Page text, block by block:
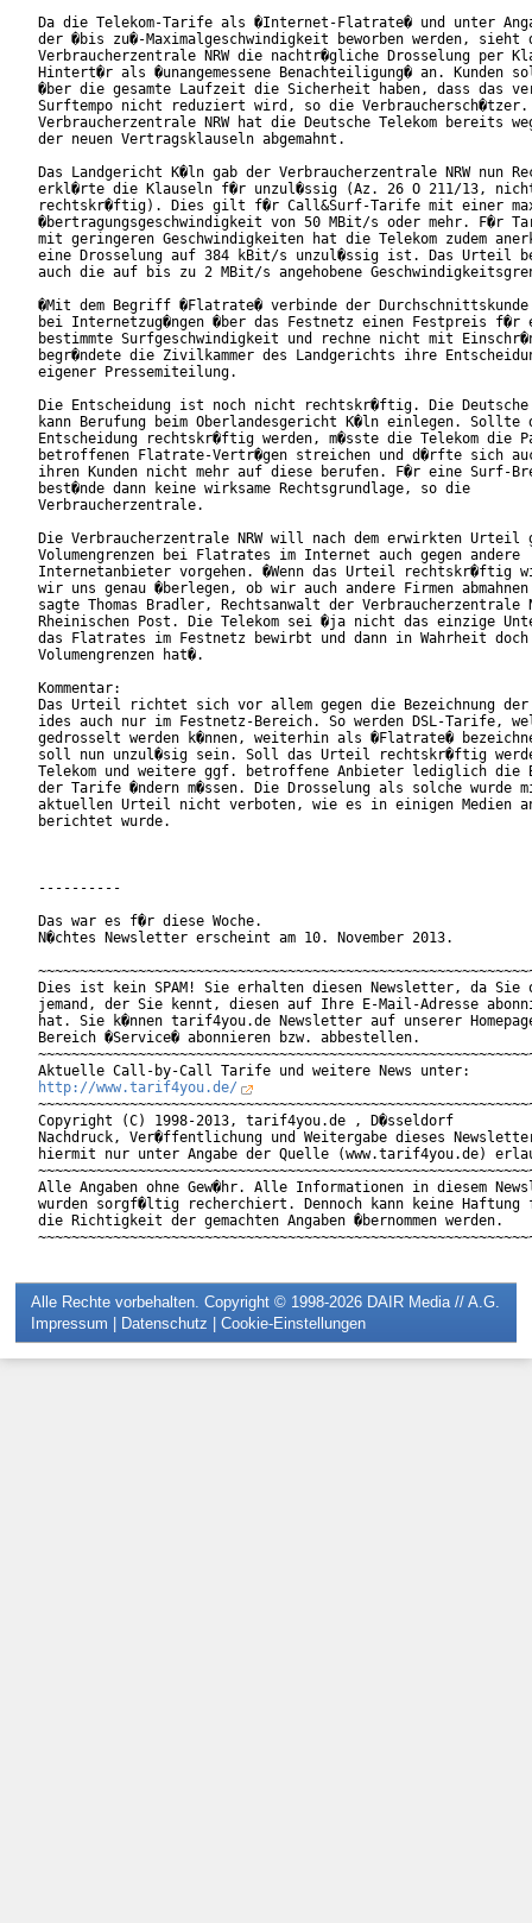
Da die Telekom-Tarife als �Internet-Flatrate� und unter
der �bis zu�-Maximalgeschwindigkeit beworben werden, sieht
Verbraucherzentrale NRW die nachtr�gliche Drosselung per
Hintert�r als �unangemessene Benachteiligung� an. Kunden
�ber die gesamte Laufzeit die Sicherheit haben, dass das
Surftempo nicht reduziert wird, so die
Verbraucherzentrale NRW hat die Deutsche Telekom bereits
der neuen Vertragsklauseln abgemahnt.
Das Landgericht K�ln gab der Verbraucherzentrale NRW nun
erkl�rte die Klauseln f�r unzul�ssig (Az. 26 O 211/13,
rechtskr�ftig). Dies gilt f�r Call&Surf-Tarife mit einer
�bertragungsgeschwindigkeit von 50 MBit/s oder mehr. F�r
mit geringeren Geschwindigkeiten hat die Telekom zudem
eine Drosselung auf 384 kBit/s unzul�ssig ist. Das Urteil
auch die auf bis zu 2 MBit/s angehobene
�Mit dem Begriff �Flatrate� verbinde der
bei Internetzug�ngen �ber das Festnetz einen Festpreis f�r
bestimmte Surfgeschwindigkeit und rechne nicht mit
begr�ndete die Zivilkammer des Landgerichts ihre
eigener Pressemiteilung.
Die Entscheidung ist noch nicht rechtskr�ftig. Die Deutsche
kann Berufung beim Oberlandesgericht K�ln einlegen. Sollte
Entscheidung rechtskr�ftig werden, m�sste die Telekom die
betroffenen Flatrate-Vertr�gen streichen und d�rfte sich
ihren Kunden nicht mehr auf diese berufen. F�r eine Surf-
best�nde dann keine wirksame Rechtsgrundlage, so die
Verbraucherzentrale.
Die Verbraucherzentrale NRW will nach dem erwirkten Urteil
Volumengrenzen bei Flatrates im Internet auch gegen andere
Internetanbieter vorgehen. �Wenn das Urteil rechtskr�ftig
wir uns genau �berlegen, ob wir auch andere Firmen abmahnen
sagte Thomas Bradler, Rechtsanwalt der Verbraucherzentrale
Rheinischen Post. Die Telekom sei �ja nicht das einzige
das Flatrates im Festnetz bewirbt und dann in Wahrheit doch
Volumengrenzen hat�.
Kommentar:
Das Urteil richtet sich vor allem gegen die Bezeichnung
ides auch nur im Festnetz-Bereich. So werden DSL-Tarife,
gedrosselt werden k�nnen, weiterhin als �Flatrate�
soll nun unzul�sig sein. Soll das Urteil rechtskr�ftig
Telekom und weitere ggf. betroffene Anbieter lediglich die
der Tarife �ndern m�ssen. Die Drosselung als solche wurde
aktuellen Urteil nicht verboten, wie es in einigen Medien
berichtet wurde.
----------
Das war es f�r diese Woche.
N�chtes Newsletter erscheint am 10. November 2013.
Dies ist kein SPAM! Sie erhalten diesen Newsletter, da Sie
jemand, der Sie kennt, diesen auf Ihre E-Mail-Adresse
hat. Sie k�nnen tarif4you.de Newsletter auf unserer
Bereich �Service� abonnieren bzw. abbestellen.
http://www.tarif4you.de/
Copyright (C) 1998-2013, tarif4you.de , D�sseldorf
Nachdruck, Ver�ffentlichung und Weitergabe dieses
hiermit nur unter Angabe der Quelle (www.tarif4you.de)
Alle Angaben ohne Gew�hr. Alle Informationen in diesem
wurden sorgf�ltig recherchiert. Dennoch kann keine Haftung
die Richtigkeit der gemachten Angaben �bernommen werden.
Alle Rechte vorbehalten. Copyright © 1998-2026 DAIR Media // A.G.
Impressum | Datenschutz | Cookie-Einstellungen